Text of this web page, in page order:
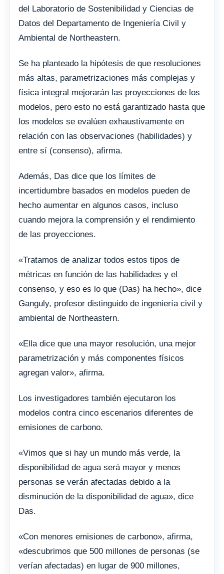
del Laboratorio de Sostenibilidad y Ciencias de
Datos del Departamento de Ingeniería Civil y
Ambiental de Northeastern.
Se ha planteado la hipótesis de que resoluciones
más altas, parametrizaciones más complejas y
física integral mejorarán las proyecciones de los
modelos, pero esto no está garantizado hasta que
los modelos se evalúen exhaustivamente en
relación con las observaciones (habilidades) y
entre sí (consenso), afirma.
Además, Das dice que los límites de
incertidumbre basados en modelos pueden de
hecho aumentar en algunos casos, incluso
cuando mejora la comprensión y el rendimiento
de las proyecciones.
«Tratamos de analizar todos estos tipos de
métricas en función de las habilidades y el
consenso, y eso es lo que (Das) ha hecho», dice
Ganguly, profesor distinguido de ingeniería civil y
ambiental de Northeastern.
«Ella dice que una mayor resolución, una mejor
parametrización y más componentes físicos
agregan valor», afirma.
Los investigadores también ejecutaron los
modelos contra cinco escenarios diferentes de
emisiones de carbono.
«Vimos que si hay un mundo más verde, la
disponibilidad de agua será mayor y menos
personas se verán afectadas debido a la
disminución de la disponibilidad de agua», dice
Das.
«Con menores emisiones de carbono», afirma,
«descubrimos que 500 millones de personas (se
verían afectadas) en lugar de 900 millones,